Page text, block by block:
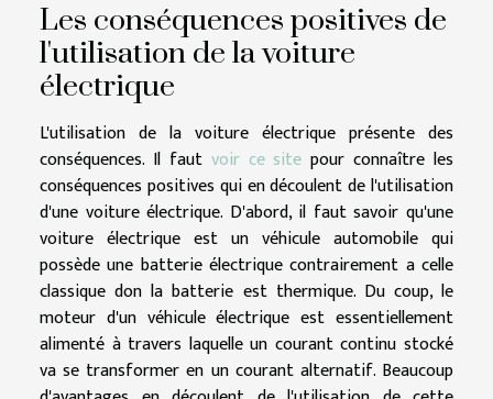
Les conséquences positives de
l'utilisation de la voiture
électrique
L'utilisation de la voiture électrique présente des
conséquences. Il faut voir ce site pour connaître les
conséquences positives qui en découlent de l'utilisation
d'une voiture électrique. D'abord, il faut savoir qu'une
voiture électrique est un véhicule automobile qui
possède une batterie électrique contrairement a celle
classique don la batterie est thermique. Du coup, le
moteur d'un véhicule électrique est essentiellement
alimenté à travers laquelle un courant continu stocké
va se transformer en un courant alternatif. Beaucoup